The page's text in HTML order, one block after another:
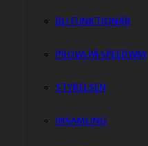
BLI FUNKTIONÄR
PROVA PÅ SPEEDWAY
STYRELSEN
INSAMLING